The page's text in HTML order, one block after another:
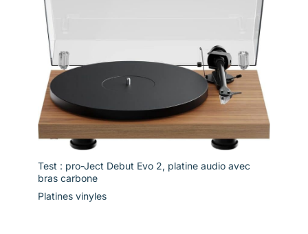
Test : pro-Ject Debut Evo 2, platine audio avec
bras carbone
Platines vinyles